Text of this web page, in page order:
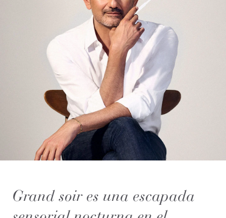
Grand soir es una escapada